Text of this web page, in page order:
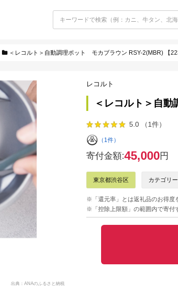
＜レコルト＞自動調理ポット モカブラウン RSY-2(MBR) 【
出典：ANAのふるさと納税
レコルト
＜レコルト＞自
5.0 （1件）
（1件）
寄付金額:45,000円
東京都渋谷区 カテゴリ
※「還元率」とは返礼品のお得度
※「控除上限額」の範囲内で寄付